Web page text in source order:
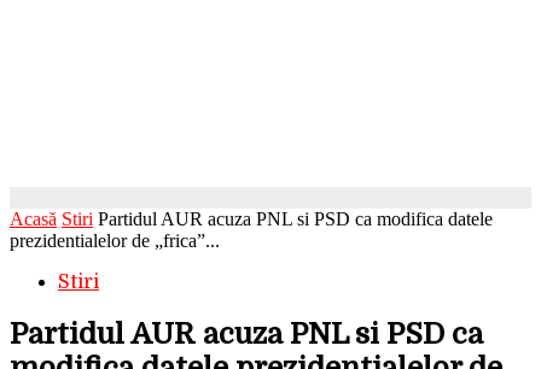
Acasă Stiri Partidul AUR acuza PNL si PSD ca modifica datele
prezidentialelor de „frica”...
Stiri
Partidul AUR acuza PNL si PSD ca